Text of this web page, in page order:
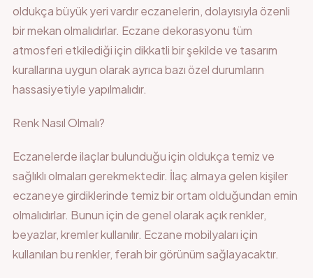
oldukça büyük yeri vardır eczanelerin, dolayısıyla özenli
bir mekan olmalıdırlar. Eczane dekorasyonu tüm
atmosferi etkilediği için dikkatli bir şekilde ve tasarım
kurallarına uygun olarak ayrıca bazı özel durumların
hassasiyetiyle yapılmalıdır.
Renk Nasıl Olmalı?
Eczanelerde ilaçlar bulunduğu için oldukça temiz ve
sağlıklı olmaları gerekmektedir. İlaç almaya gelen kişiler
eczaneye girdiklerinde temiz bir ortam olduğundan emin
olmalıdırlar. Bunun için de genel olarak açık renkler,
beyazlar, kremler kullanılır. Eczane mobilyaları için
kullanılan bu renkler, ferah bir görünüm sağlayacaktır.